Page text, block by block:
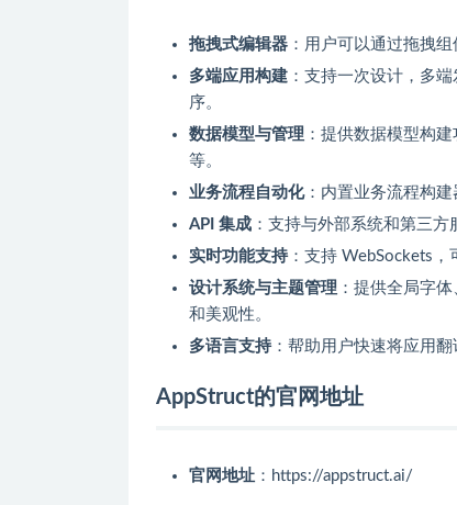
拖拽式编辑器 ：用户可以通过拖拽
多端应用构建 ：支持一次设计，多
序。
数据模型与管理 ：提供数据模型构
等。
业务流程自动化：内置业务流程构建
API 集成 ：支持与外部系统和第三
实时功能支持：支持 WebSockets，
设计系统与主题管理 ：提供全局字
和美观性。
多语言支持：帮助用户快速将应用翻
AppStruct的官网地址
官网地址 ：https://appstruct.ai/